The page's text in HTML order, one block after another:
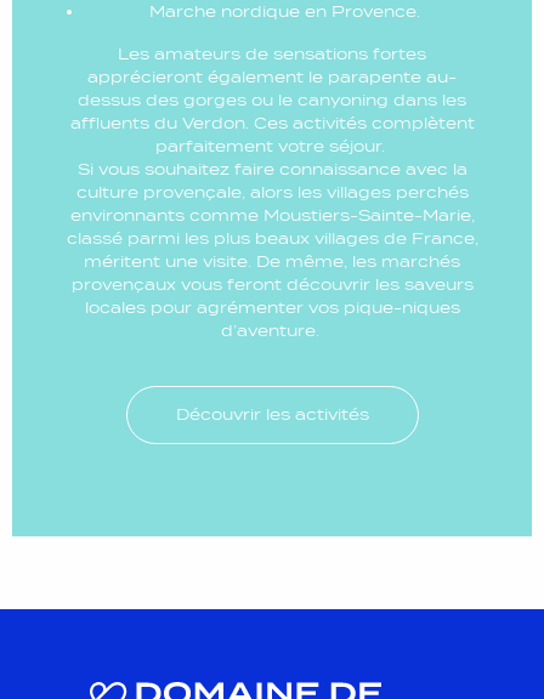
Marche nordique en Provence.
Les amateurs de sensations fortes
apprécieront également le parapente au-
dessus des gorges ou le canyoning dans les
affluents du Verdon. Ces activités complètent
parfaitement votre séjour.
Si vous souhaitez faire connaissance avec la
culture provençale, alors les villages perchés
environnants comme Moustiers-Sainte-Marie,
classé parmi les plus beaux villages de France,
méritent une visite. De même, les marchés
provençaux vous feront découvrir les saveurs
locales pour agrémenter vos pique-niques
d’aventure.
Découvrir les activités